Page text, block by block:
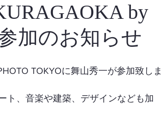
by
加のお知らせ
TOKYOに舞山秀一が参加致しま
ト、音楽や建築、デザインなども加